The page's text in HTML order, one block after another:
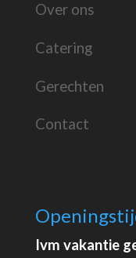
Over ons
Catering
Gerechten
Contact
Ivm vakantie